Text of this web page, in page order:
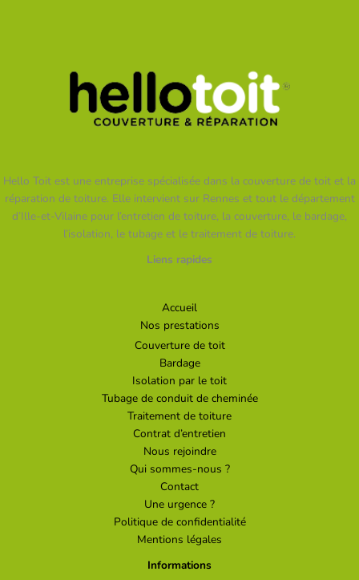
Hello Toit est une entreprise spécialisée dans la couverture de toit et la
réparation de toiture. Elle intervient sur Rennes et tout le département
d’Ille-et-Vilaine pour l’entretien de toiture, la couverture, le bardage,
l’isolation, le tubage et le traitement de toiture.
Liens rapides
Accueil
Nos prestations
Couverture de toit
Bardage
Isolation par le toit
Tubage de conduit de cheminée
Traitement de toiture
Contrat d’entretien
Nous rejoindre
Qui sommes-nous ?
Contact
Une urgence ?
Politique de confidentialité
Mentions légales
Informations